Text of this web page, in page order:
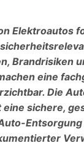
Elektroautos
Brandrisiken
eine
Die
sichere,
Entsorgung